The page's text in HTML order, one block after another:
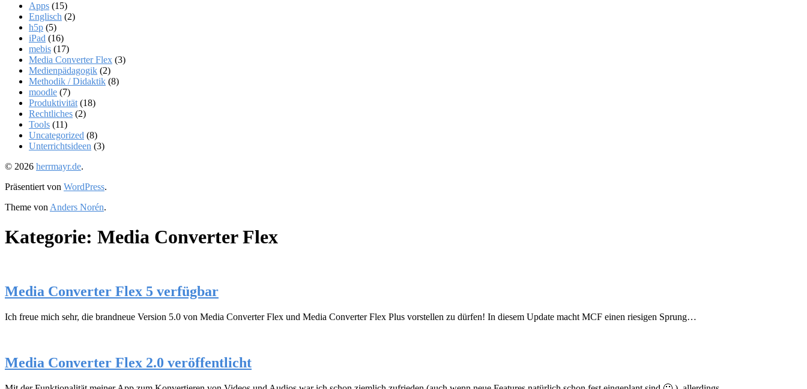
Apps (15)
Englisch (2)
h5p (5)
iPad (16)
mebis (17)
Media Converter Flex (3)
Medienpädagogik (2)
Methodik / Didaktik (8)
moodle (7)
Produktivität(18)
Rechtliches (2)
Tools (11)
Uncategorized (8)
Unterrichtsideen (3)
© 2026 herrmayr.de.
Präsentiert von WordPress.
Theme vonAnders Norén.
Kategorie: Media Converter Flex
Media Converter Flex 5 verfügbar
Ich freue mich sehr, die brandneue Version 5.0 von Media Converter Flex und Media Converter Flex Plus vorstellen zu dürfen! In diesem Update macht MCF einen riesigen Sprung…
Media Converter Flex 2.0 veröffentlicht